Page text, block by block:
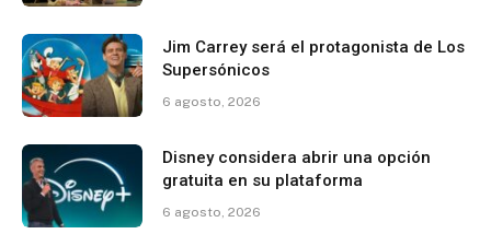
Jim Carrey será el protagonista de Los
Supersónicos
6 agosto, 2026
Disney considera abrir una opción
gratuita en su plataforma
6 agosto, 2026